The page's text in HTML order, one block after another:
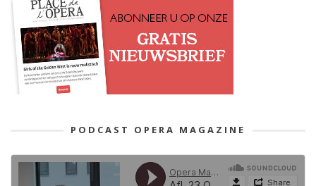
PODCAST OPERA MAGAZINE